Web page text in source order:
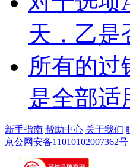
天，乙是
所有的过
是全部适
新手指南 帮助中心 关于我们
京公网安备11010102007362号